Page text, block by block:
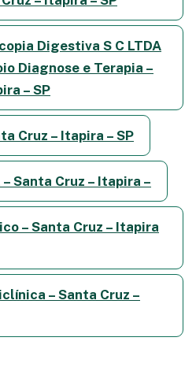
Digestiva S C LTDA
Diagnose e Terapia –
– SP
Cruz – Itapira – SP
Santa Cruz – Itapira –
– Santa Cruz – Itapira
– Santa Cruz –